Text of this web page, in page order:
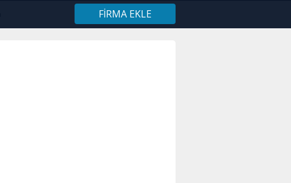
FIRMA EKLE